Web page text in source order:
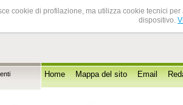
cookie di profilazione, ma utilizza cookie tecnici
dispositivo.
Home Mappa del sito Email